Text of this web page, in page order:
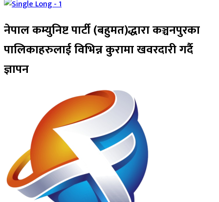
नेपाल कम्युनिष्ट पार्टी (बहुमत)द्धारा कञ्चनपुरका
पालिकाहरुलाई विभिन्न कुरामा खवरदारी गर्दै
ज्ञापन